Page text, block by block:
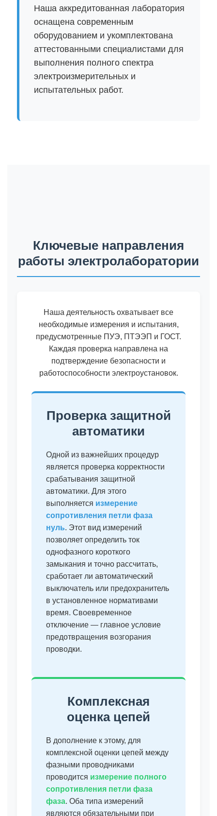
Наша аккредитованная лаборатория
оснащена современным
оборудованием и укомплектована
аттестованными специалистами для
выполнения полного спектра
электроизмерительных и
испытательных работ.
Ключевые направления
работы электролаборатории
Наша деятельность охватывает все
необходимые измерения и испытания,
предусмотренные ПУЭ, ПТЭЭП и ГОСТ.
Каждая проверка направлена на
подтверждение безопасности и
работоспособности электроустановок.
Проверка защитной
автоматики
Одной из важнейших процедур
является проверка корректности
срабатывания защитной
автоматики. Для этого
выполняется измерение
сопротивления петли фаза
нуль. Этот вид измерений
позволяет определить ток
однофазного короткого
замыкания и точно рассчитать,
сработает ли автоматический
выключатель или предохранитель
в установленное нормативами
время. Своевременное
отключение — главное условие
предотвращения возгорания
проводки.
Комплексная
оценка цепей
В дополнение к этому, для
комплексной оценки цепей между
фазными проводниками
проводится измерение полного
сопротивления петли фаза
фаза. Оба типа измерений
являются обязательными при